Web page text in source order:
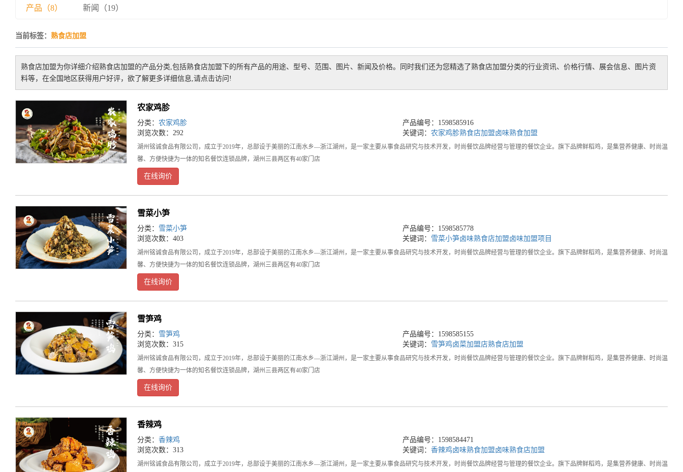
产品（8） 新闻（19）
当前标签： 熟食店加盟
熟食店加盟为你详细介绍熟食店加盟的产品分类,包括熟食店加盟 下的所有产品的用途、型号、范围、图片、新闻及价格。同时我们还为您精选了熟食店加盟分类的行业资讯、价格行情、展会信息、图片资
料等，在全国地区获得用户好评，欲了解更多详细信息,请点击访问!
农家鸡胗
分类： 农家鸡胗
产品编号：1598585916
浏览次数：292
关键词： 农家鸡胗熟食店加盟卤味熟食加盟
湖州铭诚食品有限公司，成立于2019年，总部设于美丽的江南水乡—浙江湖州，是一家主要从事食品研究与技术开发，时尚餐饮品牌经营与管理的餐饮企业。旗下品牌鲜稻鸡，是集营养健康、时尚温
馨、方便快捷为一体的知名餐饮连锁品牌，湖州三县两区有40家门店
在线询价
雪菜小笋
分类： 雪菜小笋
产品编号：1598585778
浏览次数：403
关键词： 雪菜小笋卤味熟食店加盟卤味加盟项目
湖州铭诚食品有限公司，成立于2019年，总部设于美丽的江南水乡—浙江湖州，是一家主要从事食品研究与技术开发，时尚餐饮品牌经营与管理的餐饮企业。旗下品牌鲜稻鸡，是集营养健康、时尚温
馨、方便快捷为一体的知名餐饮连锁品牌，湖州三县两区有40家门店
在线询价
雪笋鸡
分类： 雪笋鸡
产品编号：1598585155
浏览次数：315
关键词： 雪笋鸡卤菜加盟店熟食店加盟
湖州铭诚食品有限公司，成立于2019年，总部设于美丽的江南水乡—浙江湖州，是一家主要从事食品研究与技术开发，时尚餐饮品牌经营与管理的餐饮企业。旗下品牌鲜稻鸡，是集营养健康、时尚温
馨、方便快捷为一体的知名餐饮连锁品牌，湖州三县两区有40家门店
在线询价
香辣鸡
分类： 香辣鸡
产品编号：1598584471
浏览次数：313
关键词： 香辣鸡卤味熟食加盟卤味熟食店加盟
湖州铭诚食品有限公司，成立于2019年，总部设于美丽的江南水乡—浙江湖州，是一家主要从事食品研究与技术开发，时尚餐饮品牌经营与管理的餐饮企业。旗下品牌鲜稻鸡，是集营养健康、时尚温